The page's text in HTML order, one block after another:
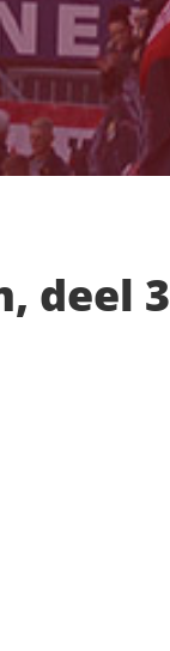
deel 3